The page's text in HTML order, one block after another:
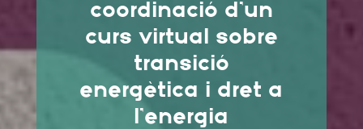
coordinació d’un
curs virtual sobre
transició
energètica i dret a
l’energia